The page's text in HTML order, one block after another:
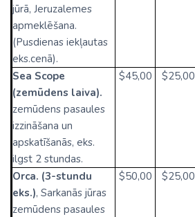
jūrā, Jeruzalemes
apmeklēšana.
(Pusdienas iekļautas
eks.cenā).
Sea Scope
(zemūdens laiva).
zemūdens pasaules
izzināšana un
apskatīšanās, eks.
ilgst 2 stundas.
$45,00 $25,00
Orca. (3-stundu
eks.), Sarkanās jūras
zemūdens pasaules
$50,00 $25,00